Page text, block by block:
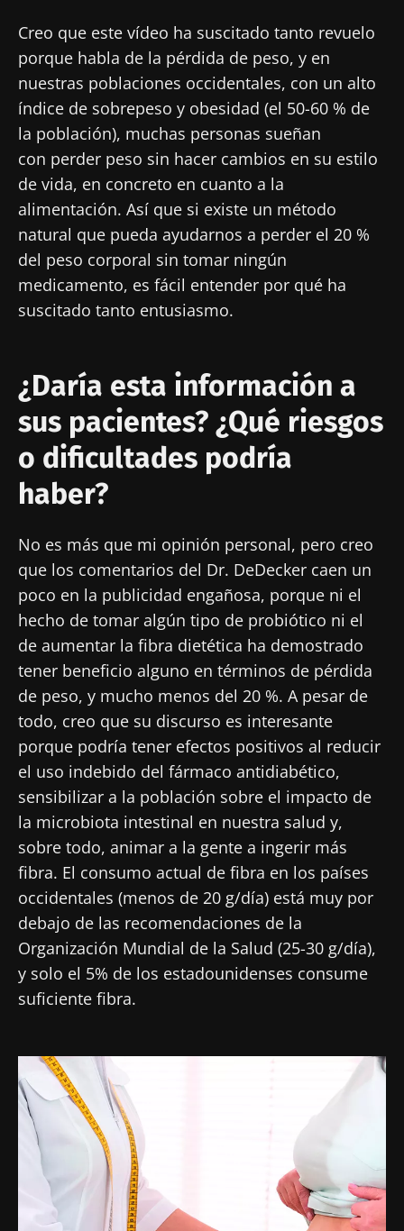
Creo que este vídeo ha suscitado tanto revuelo
porque habla de la pérdida de peso, y en
nuestras poblaciones occidentales, con un alto
índice de sobrepeso y obesidad (el 50-60 % de
la población), muchas personas sueñan
con perder peso sin hacer cambios en su estilo
de vida, en concreto en cuanto a la
alimentación. Así que si existe un método
natural que pueda ayudarnos a perder el 20 %
del peso corporal sin tomar ningún
medicamento, es fácil entender por qué ha
suscitado tanto entusiasmo.
¿Daría esta información a
sus pacientes? ¿Qué riesgos
o dificultades podría
haber?
No es más que mi opinión personal, pero creo
que los comentarios del Dr. DeDecker caen un
poco en la publicidad engañosa, porque ni el
hecho de tomar algún tipo de probiótico ni el
de aumentar la fibra dietética ha demostrado
tener beneficio alguno en términos de pérdida
de peso, y mucho menos del 20 %. A pesar de
todo, creo que su discurso es interesante
porque podría tener efectos positivos al reducir
el uso indebido del fármaco antidiabético,
sensibilizar a la población sobre el impacto de
la microbiota intestinal en nuestra salud y,
sobre todo, animar a la gente a ingerir más
fibra. El consumo actual de fibra en los países
occidentales (menos de 20 g/día) está muy por
debajo de las recomendaciones de la
Organización Mundial de la Salud (25-30 g/día),
y solo el 5% de los estadounidenses consume
suficiente fibra.
Imagen
Redirección
nuestro sitio web.
Ser redirigido
Quedarse en el sitio web del Biocodex Microbiota
Institute
Mantenerse informado
Únase a la comunidad de la microbiota para
profesionales sanitarios y reciba el
"Microbiota Digest" y el "HCP Magazine" que
le permitirá mantenerse informado sobre la
microbiota.
Me gustaría registrarme para recibir más
noticias de Biocodex
de uso y lapolítica de protección de datosdel
Biocodex Microbiota Institute
* Campo obligatorio
Únase a la comunidad de la microbiota para
profesionales sanitarios y reciba el
"Microbiota Digest" y el "HCP Magazine" que
le permitirá mantenerse informado sobre la
microbiota.
Me gustaría registrarme para recibir más
noticias de Biocodex
Biocodex Microbiota Institute
* Campo obligatorio
BMI 20-35
Descubrir
23/07/2026
Influencia
de la
microbiota
en la salud
reproductiva
Leer el
artículo
16/07/2026
Microbiota
intratumoral:
pronóstico
independiente
en el cáncer
colorrectal?
Leer el
10/07/
Una
que
músculos
Leer el